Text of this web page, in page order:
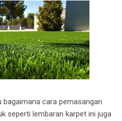
bagaimana cara pemasangan
seperti lembaran karpet ini juga